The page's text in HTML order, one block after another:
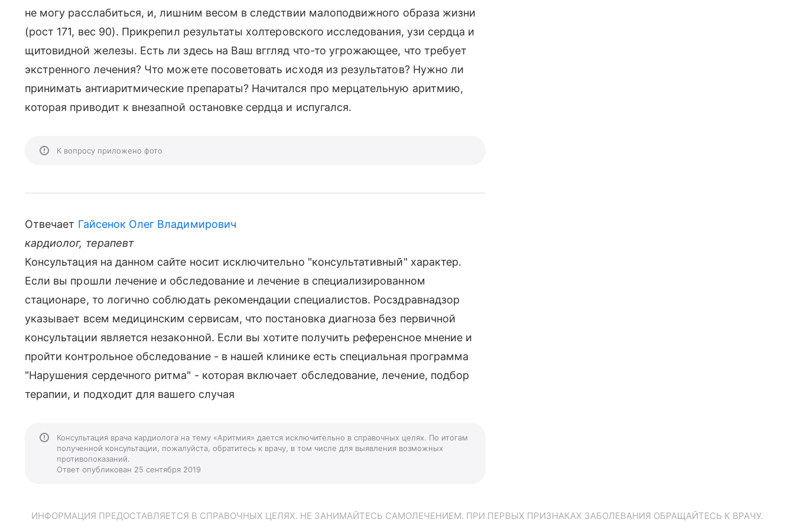
не могу расслабиться, и, лишним весом в следствии малоподвижного образа жизни
(рост 171, вес 90). Прикрепил результаты холтеровского исследования, узи сердца и
щитовидной железы. Есть ли здесь на Ваш вггляд что-то угрожающее, что требует
экстренного лечения? Что можете посоветовать исходя из результатов? Нужно ли
принимать антиаритмические препараты? Начитался про мерцательную аритмию,
которая приводит к внезапной остановке сердца и испугался.
К вопросу приложено фото
Отвечает Гайсенок Олег Владимирович
кардиолог, терапевт
Консультация на данном сайте носит исключительно "консультативный" характер.
Если вы прошли лечение и обследование и лечение в специализированном
стационаре, то логично соблюдать рекомендации специалистов. Росздравнадзор
указывает всем медицинским сервисам, что постановка диагноза без первичной
консультации является незаконной. Если вы хотите получить референсное мнение и
пройти контрольное обследование - в нашей клинике есть специальная программа
"Нарушения сердечного ритма" - которая включает обследование, лечение, подбор
терапии, и подходит для вашего случая
Консультация врача кардиолога на тему «Аритмия» дается исключительно в справочных целях. По итогам
полученной консультации, пожалуйста, обратитесь к врачу, в том числе для выявления возможных
противопоказаний.
Ответ опубликован 25 сентября 2019
ИНФОРМАЦИЯ ПРЕДОСТАВЛЯЕТСЯ В СПРАВОЧНЫХ ЦЕЛЯХ. НЕ ЗАНИМАЙТЕСЬ САМОЛЕЧЕНИЕМ. ПРИ ПЕРВЫХ ПРИЗНАКАХ ЗАБОЛЕВАНИЯ ОБРАЩАЙТЕСЬ К ВРАЧУ.